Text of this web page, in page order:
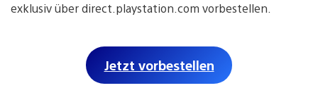
exklusiv über direct.playstation.com vorbestellen.
Jetzt vorbestellen